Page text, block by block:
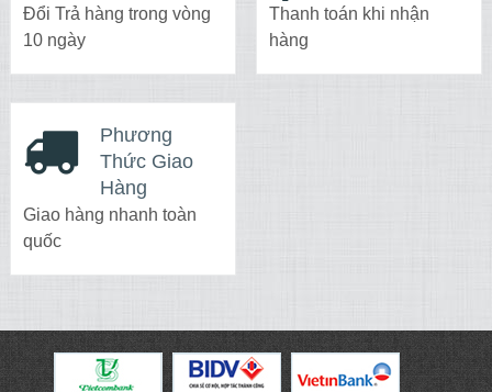
Đổi Trả hàng trong vòng
10 ngày
Thanh toán khi nhận
hàng
Phương
Thức Giao
Hàng
Giao hàng nhanh toàn
quốc